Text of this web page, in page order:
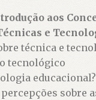
aos
e
técnica e
tecnológico
educacional?
percepções sobre